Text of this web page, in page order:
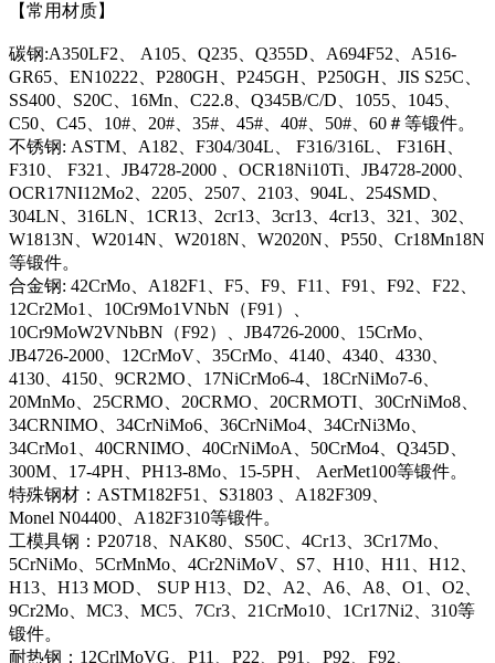
【常用材质】
碳钢:A350LF2、 A105、Q235、Q355D、A694F52、A516-
GR65、EN10222、P280GH、P245GH、P250GH、JIS S25C、
SS400、S20C、16Mn、C22.8、Q345B/C/D、1055、1045、
C50、C45、10#、20#、35#、45#、40#、50#、60＃等锻件。
不锈钢: ASTM、A182、F304/304L、 F316/316L、 F316H、
F310、 F321、JB4728-2000 、OCR18Ni10Ti、JB4728-2000、
OCR17NI12Mo2、2205、2507、2103、904L、254SMD、
304LN、316LN、1CR13、2cr13、3cr13、4cr13、321、302、
W1813N、W2014N、W2018N、W2020N、P550、Cr18Mn18N
等锻件。
合金钢: 42CrMo、A182F1、F5、F9、F11、F91、F92、F22、
12Cr2Mo1、10Cr9Mo1VNbN（F91）、
10Cr9MoW2VNbBN（F92）、JB4726-2000、15CrMo、
JB4726-2000、12CrMoV、35CrMo、4140、4340、4330、
4130、4150、9CR2MO、17NiCrMo6-4、18CrNiMo7-6、
20MnMo、25CRMO、20CRMO、20CRMOTI、30CrNiMo8、
34CRNIMO、34CrNiMo6、36CrNiMo4、34CrNi3Mo、
34CrMo1、40CRNIMO、40CrNiMoA、50CrMo4、Q345D、
300M、17-4PH、PH13-8Mo、15-5PH、 AerMet100等锻件。
特殊钢材：ASTM182F51、S31803 、A182F309、
Monel N04400、A182F310等锻件。
工模具钢：P20718、NAK80、S50C、4Cr13、3Cr17Mo、
5CrNiMo、5CrMnMo、4Cr2NiMoV、S7、H10、H11、H12、
H13、H13 MOD、 SUP H13、D2、A2、A6、A8、O1、O2、
9Cr2Mo、MC3、MC5、7Cr3、21CrMo10、1Cr17Ni2、310等
锻件。
耐热钢：12CrlMoVG、P11、P22、P91、P92、F92、